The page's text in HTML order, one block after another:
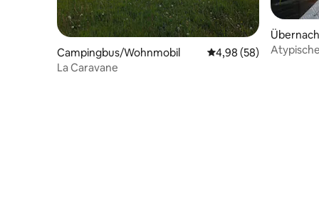
Campingbus/Wohnmobil Durchschnittliche
4,98 (58)
La Caravane